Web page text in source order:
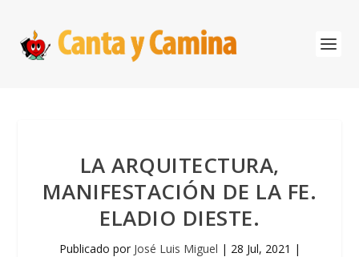
LA ARQUITECTURA,
MANIFESTACIÓN DE LA FE.
ELADIO DIESTE.
Publicado por José Luis Miguel | 28 Jul, 2021 |